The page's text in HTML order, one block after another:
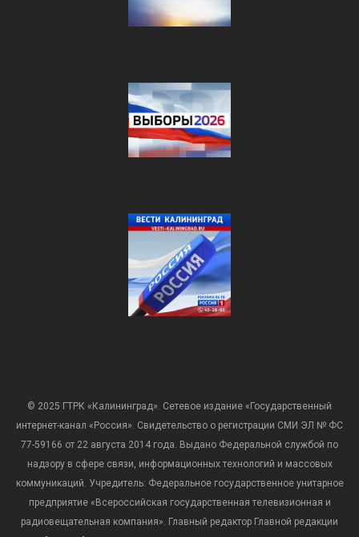
© 2025 ГТРК «Калининград». Сетевое издание «Государственный
интернет-канал «Россия». Свидетельство о регистрации СМИ ЭЛ № ФС
77-59166 от 22 августа 2014 года. Выдано Федеральной службой по
надзору в сфере связи, информационных технологий и массовых
коммуникаций. Учредитель: Федеральное государственное унитарное
предприятие «Всероссийская государственная телевизионная и
радиовещательная компания». Главный редактор Главной редакции